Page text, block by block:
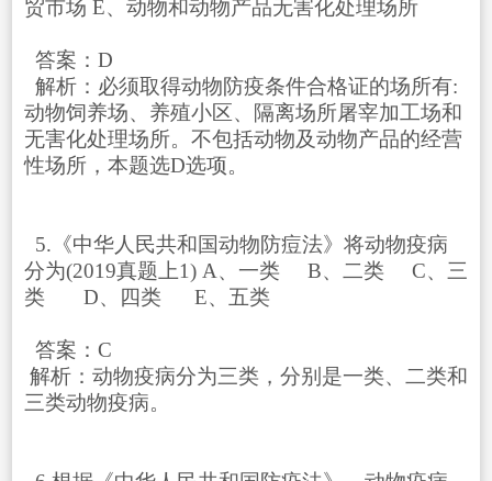
贸市场 E、动物和动物产品无害化处理场所
答案：D
解析：必须取得动物防疫条件合格证的场所有:
动物饲养场、养殖小区、隔离场所屠宰加工场和
无害化处理场所。不包括动物及动物产品的经营
性场所，本题选D选项。
5.《中华人民共和国动物防痘法》将动物疫病
分为(2019真题上1) A、一类 B、二类 C、三
类 D、四类 E、五类
答案：C
解析：动物疫病分为三类，分别是一类、二类和
三类动物疫病。